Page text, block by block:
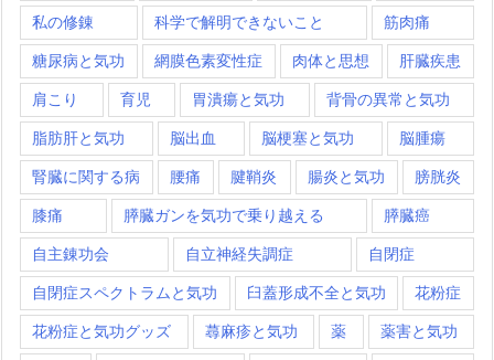
私の修錬 科学で解明できないこと 筋肉痛
糖尿病と気功 網膜色素変性症 肉体と思想 肝臓疾患
肩こり 育児 胃潰瘍と気功 背骨の異常と気功
脂肪肝と気功 脳出血 脳梗塞と気功 脳腫瘍
腎臓に関する病 腰痛 腱鞘炎 腸炎と気功 膀胱炎
膝痛 膵臓ガンを気功で乗り越える 膵臓癌
自主錬功会 自立神経失調症 自閉症
自閉症スペクトラムと気功 臼蓋形成不全と気功 花粉症
花粉症と気功グッズ 蕁麻疹と気功 薬 薬害と気功